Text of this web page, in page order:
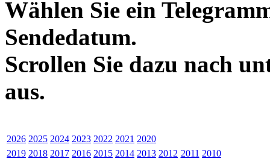
Wählen Sie ein
Sendedatum.
Scrollen Sie dazu nach
aus.
2026 2025 2024 2023 2022 2021 2020
2019 2018 2017 2016 2015 2014 2013 2012 2011 2010